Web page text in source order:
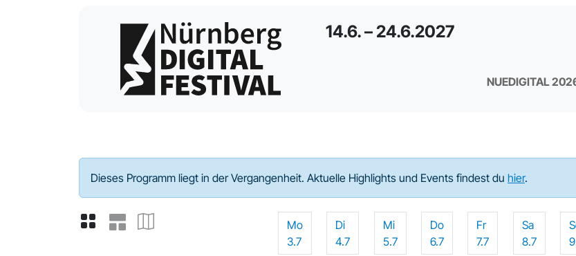
14.6. – 24.6.2027
NUEDIGITAL
Programm - 2023
Dieses Programm liegt in der Vergangenheit. Aktuelle Highlights und Events findest du hier.
Mo
3.7
Di
4.7
Mi
5.7
Do
6.7
Fr
7.7
Sa
8.7